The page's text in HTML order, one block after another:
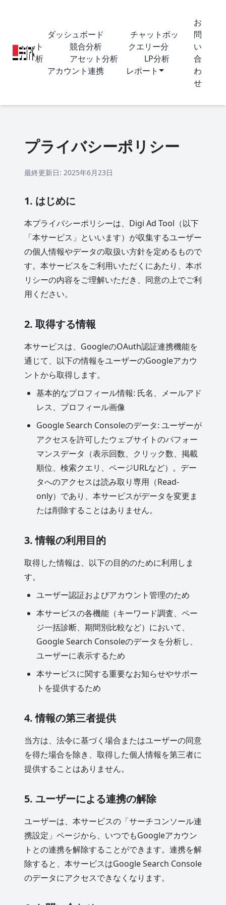
ダッシュボード
チャットボッ
ト
競合分析
クエリー分
析
アセット分析
LP分析
アカウント連携
レポート
お
問
い
合
わ
せ
プライバシーポリシー
最終更新日: 2025年6月23日
1. はじめに
本プライバシーポリシーは、Digi Ad Tool（以下
「本サービス」といいます）が収集するユーザー
の個人情報やデータの取扱い方針を定めるもので
す。本サービスをご利用いただくにあたり、本ポ
リシーの内容をご理解いただき、同意の上でご利
用ください。
2. 取得する情報
本サービスは、GoogleのOAuth認証連携機能を
通じて、以下の情報をユーザーのGoogleアカウ
ントから取得します。
基本的なプロフィール情報: 氏名、メールアド
レス、プロフィール画像
Google Search Consoleのデータ: ユーザーが
アクセスを許可したウェブサイトのパフォー
マンスデータ（表示回数、クリック数、掲載
順位、検索クエリ、ページURLなど）。デー
タへのアクセスは読み取り専用（Read-
only）であり、本サービスがデータを変更ま
たは削除することはありません。
3. 情報の利用目的
取得した情報は、以下の目的のために利用しま
す。
ユーザー認証およびアカウント管理のため
本サービスの各機能（キーワード調査、ペー
ジ一括診断、期間別比較など）において、
Google Search Consoleのデータを分析し、
ユーザーに表示するため
本サービスに関する重要なお知らせやサポー
トを提供するため
4. 情報の第三者提供
当方は、法令に基づく場合またはユーザーの同意
を得た場合を除き、取得した個人情報を第三者に
提供することはありません。
5. ユーザーによる連携の解除
ユーザーは、本サービスの「サーチコンソール連
携設定」ページから、いつでもGoogleアカウン
トとの連携を解除することができます。連携を解
除すると、本サービスはGoogle Search Console
のデータにアクセスできなくなります。